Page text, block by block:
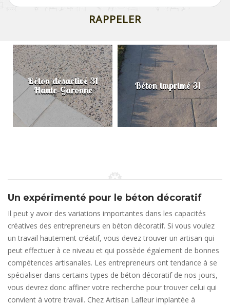
Béton désactivé 31
Haute-Garonne Béton imprimé 31
Un expérimenté pour le béton décoratif
Il peut y avoir des variations importantes dans les capacités
créatives des entrepreneurs en béton décoratif. Si vous voulez
un travail hautement créatif, vous devez trouver un artisan qui
peut effectuer à ce niveau et qui possède également de bonnes
compétences artisanales. Les entrepreneurs ont tendance à se
spécialiser dans certains types de béton décoratif de nos jours,
vous devrez donc affiner votre recherche pour trouver celui qui
convient à votre travail. Chez Artisan Lafleur implantée à